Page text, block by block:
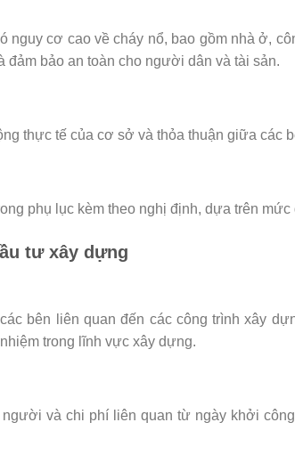
nguy cơ cao về cháy nổ, bao gồm nhà ở,
bảo an toàn cho người dân và tài sản.
thực tế của cơ sở và thỏa thuận giữa các
phụ lục kèm theo nghị định, dựa trên
tư xây dựng
bên liên quan đến các công trình xây
trong lĩnh vực xây dựng.
và chi phí liên quan từ ngày khởi